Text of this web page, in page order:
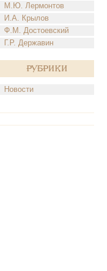
М.Ю. Лермонтов
И.А. Крылов
Ф.М. Достоевский
Г.Р. Державин
Рубрики
Новости